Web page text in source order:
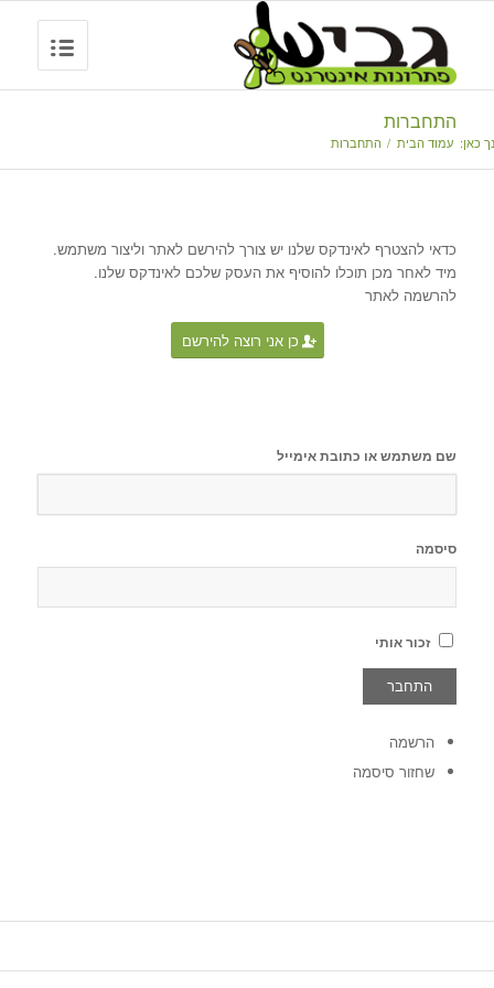
התחברות
כאן: עמוד הבית / התחברות
כדאי להצטרף לאינדקס שלנו יש צורך להירשם לאתר וליצור משתמש.
מיד לאחר מכן תוכלו להוסיף את העסק שלכם לאינדקס שלנו.
להרשמה לאתר
כן אני רוצה להירשם
שם משתמש או כתובת אימייל
סיסמה
זכור אותי
הרשמה
שחזור סיסמה